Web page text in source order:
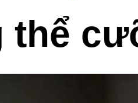
thể